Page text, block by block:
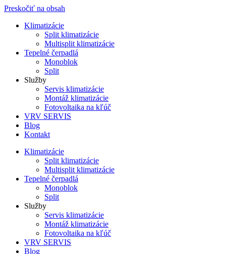
Preskočiť na obsah
Klimatizácie
Split klimatizácie
Multisplit klimatizácie
Tepelné čerpadlá
Monoblok
Split
Služby
Servis klimatizácie
Montáž klimatizácie
Fotovoltaika na kľúč
VRV SERVIS
Blog
Kontakt
Klimatizácie
Split klimatizácie
Multisplit klimatizácie
Tepelné čerpadlá
Monoblok
Split
Služby
Servis klimatizácie
Montáž klimatizácie
Fotovoltaika na kľúč
VRV SERVIS
Blog